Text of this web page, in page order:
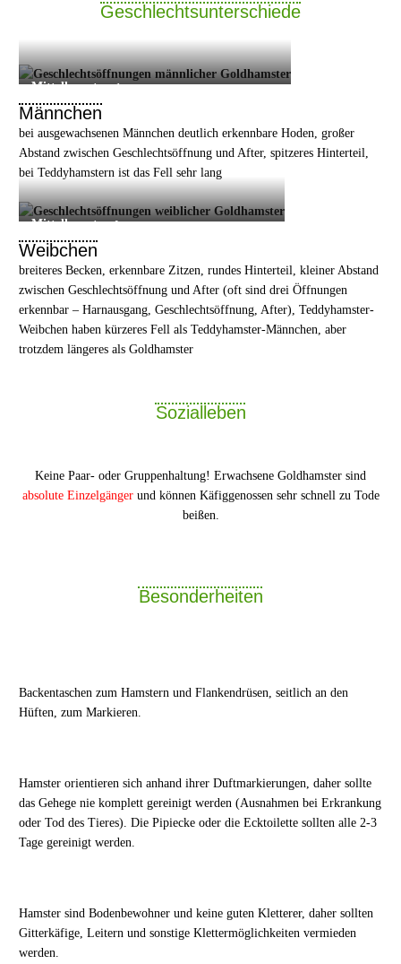
Geschlechtsunterschiede
Mittelhamster ♂
Männchen
bei ausgewachsenen Männchen deutlich erkennbare Hoden, großer
Abstand zwischen Geschlechtsöffnung und After, spitzeres Hinterteil,
bei Teddyhamstern ist das Fell sehr lang
Mittelhamster ♀
Weibchen
breiteres Becken, erkennbare Zitzen, rundes Hinterteil, kleiner Abstand
zwischen Geschlechtsöffnung und After (oft sind drei Öffnungen
erkennbar – Harnausgang, Geschlechtsöffnung, After), Teddyhamster-
Weibchen haben kürzeres Fell als Teddyhamster-Männchen, aber
trotzdem längeres als Goldhamster
Sozialleben
Keine Paar- oder Gruppenhaltung! Erwachsene Goldhamster sind
absolute Einzelgängerund können Käfiggenossen sehr schnell zu Tode
beißen.
Besonderheiten
Backentaschen zum Hamstern und Flankendrüsen, seitlich an den
Hüften, zum Markieren.
Hamster orientieren sich anhand ihrer Duftmarkierungen, daher sollte
das Gehege nie komplett gereinigt werden (Ausnahmen bei Erkrankung
oder Tod des Tieres). Die Pipiecke oder die Ecktoilette sollten alle 2-3
Tage gereinigt werden.
Hamster sind Bodenbewohner und keine guten Kletterer, daher sollten
Gitterkäfige, Leitern und sonstige Klettermöglichkeiten vermieden
werden.